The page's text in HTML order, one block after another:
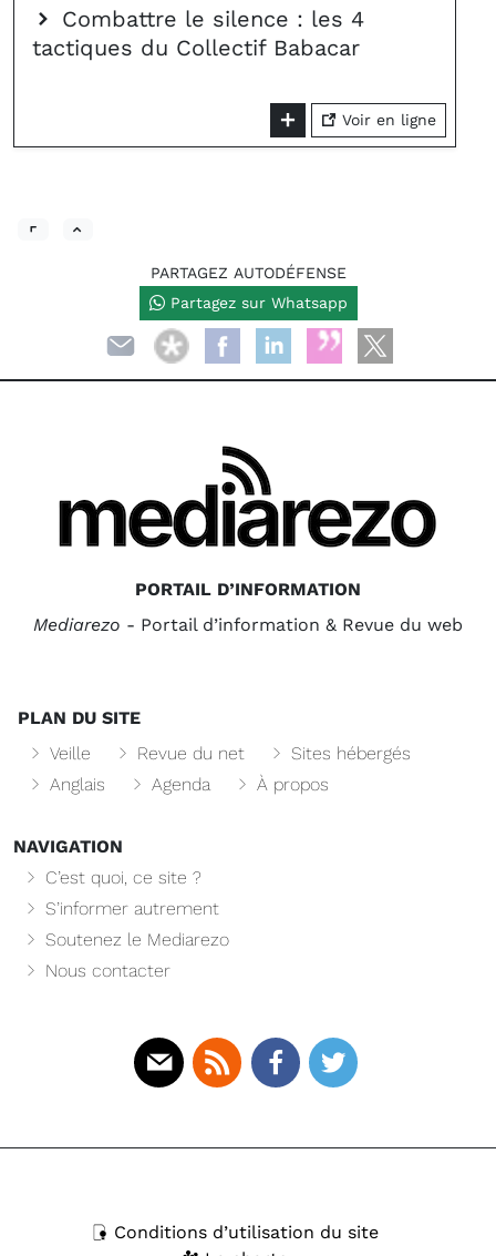
Combattre le silence : les 4
tactiques du Collectif Babacar
Voir en ligne
PARTAGEZ AUTODÉFENSE
Partagez sur Whatsapp
PORTAIL D’INFORMATION
Mediarezo - Portail d’information & Revue du web
PLAN DU SITE
Veille
Revue du net
Sites hébergés
Anglais
Agenda À propos
NAVIGATION
C’est quoi, ce site ?
S’informer autrement
Soutenez le Mediarezo
Nous contacter
Conditions d’utilisation du site